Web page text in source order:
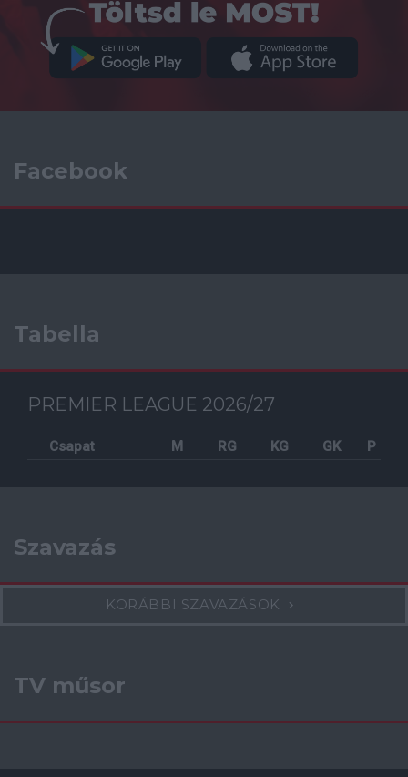
Facebook
Tabella
PREMIER LEAGUE 2026/27
Csapat M RG KG GK P
Szavazás
KORÁBBI SZAVAZÁSOK
TV műsor